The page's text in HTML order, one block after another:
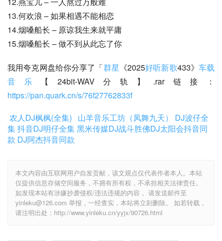
13.何欢浪 – 如果相遇不能相恋
14.烟嗓船长 – 原谅我生来就平庸
15.烟嗓船长 – 做不到从此忘了你
我用夸克网盘给你分享了「群星 《2025好听新歌433》 车载
音乐
【24bit-WAV分轨】.rar链接：
https://pan.quark.cn/s/76f27762833f
农人DJ枫枫(全集)
山羊音乐工坊（凤舞九天）
DJ波仔全
集抖音DJ明仔全集黑米传媒DJ战斗胜佛DJ太阳会抖音同
款 DJ阿杰抖音同款
本文内容由互联网用户自发贡献，该文观点仅代表作者本人。本站
仅提供信息存储空间服务，不拥有所有权，不承担相关法律责任。
如发现本站有涉嫌抄袭侵权/违法违规的内容， 请发送邮件至
yinleku@126.com 举报，一经查实，本站将立刻删除。 如若转载，
请注明出处：http://www.yinleku.cn/yyjx/90726.html